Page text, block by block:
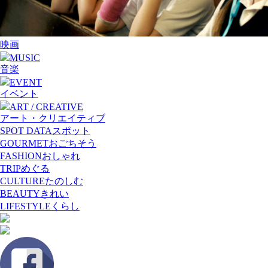
映画
MUSIC
音楽
EVENT
イベント
ART / CREATIVE
アート・クリエイティブ
SPOT DATA スポット
GOURMETおごちそう
FASHIONおしゃれ
TRIPめぐる
CULTUREたのしむ
BEAUTYきれい
LIFESTYLE くらし